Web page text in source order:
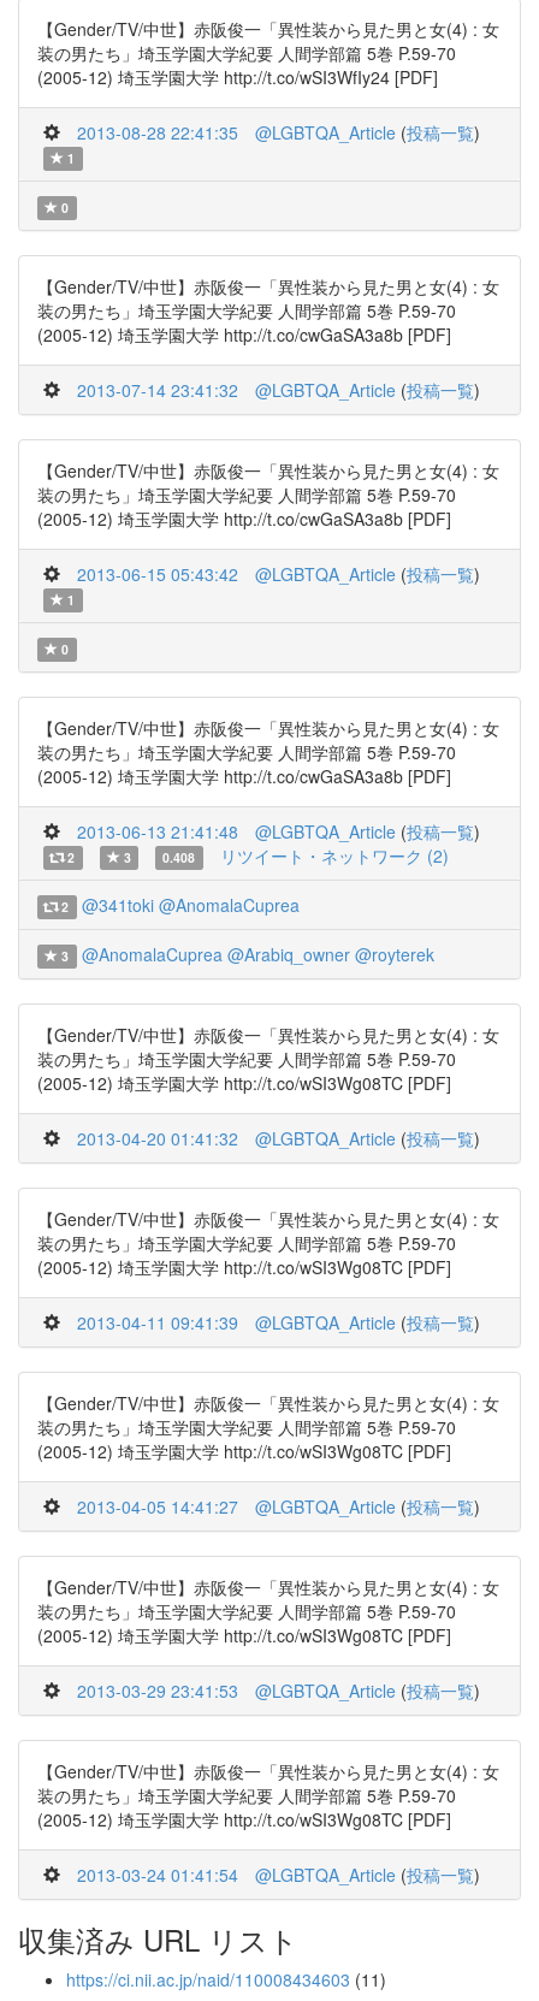
【Gender/TV/中世】赤阪俊一「異性装から見た男と女(4) : 女
装の男たち」埼玉学園大学紀要 人間学部篇 5巻 P.59-70
(2005-12) 埼玉学園大学 http://t.co/wSI3WfIy24 [PDF]
2013-08-28 22:41:35 @LGBTQA_Article (投稿一覧)
1
0
【Gender/TV/中世】赤阪俊一「異性装から見た男と女(4) : 女
装の男たち」埼玉学園大学紀要 人間学部篇 5巻 P.59-70
(2005-12) 埼玉学園大学 http://t.co/cwGaSA3a8b [PDF]
2013-07-14 23:41:32 @LGBTQA_Article (投稿一覧)
【Gender/TV/中世】赤阪俊一「異性装から見た男と女(4) : 女
装の男たち」埼玉学園大学紀要 人間学部篇 5巻 P.59-70
(2005-12) 埼玉学園大学 http://t.co/cwGaSA3a8b [PDF]
2013-06-15 05:43:42 @LGBTQA_Article (投稿一覧)
1
0
【Gender/TV/中世】赤阪俊一「異性装から見た男と女(4) : 女
装の男たち」埼玉学園大学紀要 人間学部篇 5巻 P.59-70
(2005-12) 埼玉学園大学 http://t.co/cwGaSA3a8b [PDF]
2013-06-13 21:41:48 @LGBTQA_Article (投稿一覧)
2 3 0.408 リツイート・ネットワーク (2)
2 @341toki @AnomalaCuprea
3 @AnomalaCuprea @Arabiq_owner @royterek
【Gender/TV/中世】赤阪俊一「異性装から見た男と女(4) : 女
装の男たち」埼玉学園大学紀要 人間学部篇 5巻 P.59-70
(2005-12) 埼玉学園大学 http://t.co/wSI3Wg08TC [PDF]
2013-04-20 01:41:32 @LGBTQA_Article (投稿一覧)
【Gender/TV/中世】赤阪俊一「異性装から見た男と女(4) : 女
装の男たち」埼玉学園大学紀要 人間学部篇 5巻 P.59-70
(2005-12) 埼玉学園大学 http://t.co/wSI3Wg08TC [PDF]
2013-04-11 09:41:39 @LGBTQA_Article (投稿一覧)
【Gender/TV/中世】赤阪俊一「異性装から見た男と女(4) : 女
装の男たち」埼玉学園大学紀要 人間学部篇 5巻 P.59-70
(2005-12) 埼玉学園大学 http://t.co/wSI3Wg08TC [PDF]
2013-04-05 14:41:27 @LGBTQA_Article (投稿一覧)
【Gender/TV/中世】赤阪俊一「異性装から見た男と女(4) : 女
装の男たち」埼玉学園大学紀要 人間学部篇 5巻 P.59-70
(2005-12) 埼玉学園大学 http://t.co/wSI3Wg08TC [PDF]
2013-03-29 23:41:53 @LGBTQA_Article (投稿一覧)
【Gender/TV/中世】赤阪俊一「異性装から見た男と女(4) : 女
装の男たち」埼玉学園大学紀要 人間学部篇 5巻 P.59-70
(2005-12) 埼玉学園大学 http://t.co/wSI3Wg08TC [PDF]
2013-03-24 01:41:54 @LGBTQA_Article (投稿一覧)
収集済み URL リスト
https://ci.nii.ac.jp/naid/110008434603 (11)